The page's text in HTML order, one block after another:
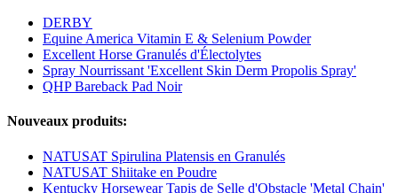
DERBY
Equine America Vitamin E & Selenium Powder
Excellent Horse Granulés d'Électolytes
Spray Nourrissant 'Excellent Skin Derm Propolis Spray'
QHP Bareback Pad Noir
Nouveaux produits:
NATUSAT Spirulina Platensis en Granulés
NATUSAT Shiitake en Poudre
Kentucky Horsewear Tapis de Selle d'Obstacle 'Metal Chain'